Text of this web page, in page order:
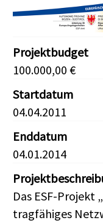
Projektbudget
100.000,00 €
Startdatum
04.04.2011
Enddatum
04.01.2014
Das ESF-Projekt
tragfähiges